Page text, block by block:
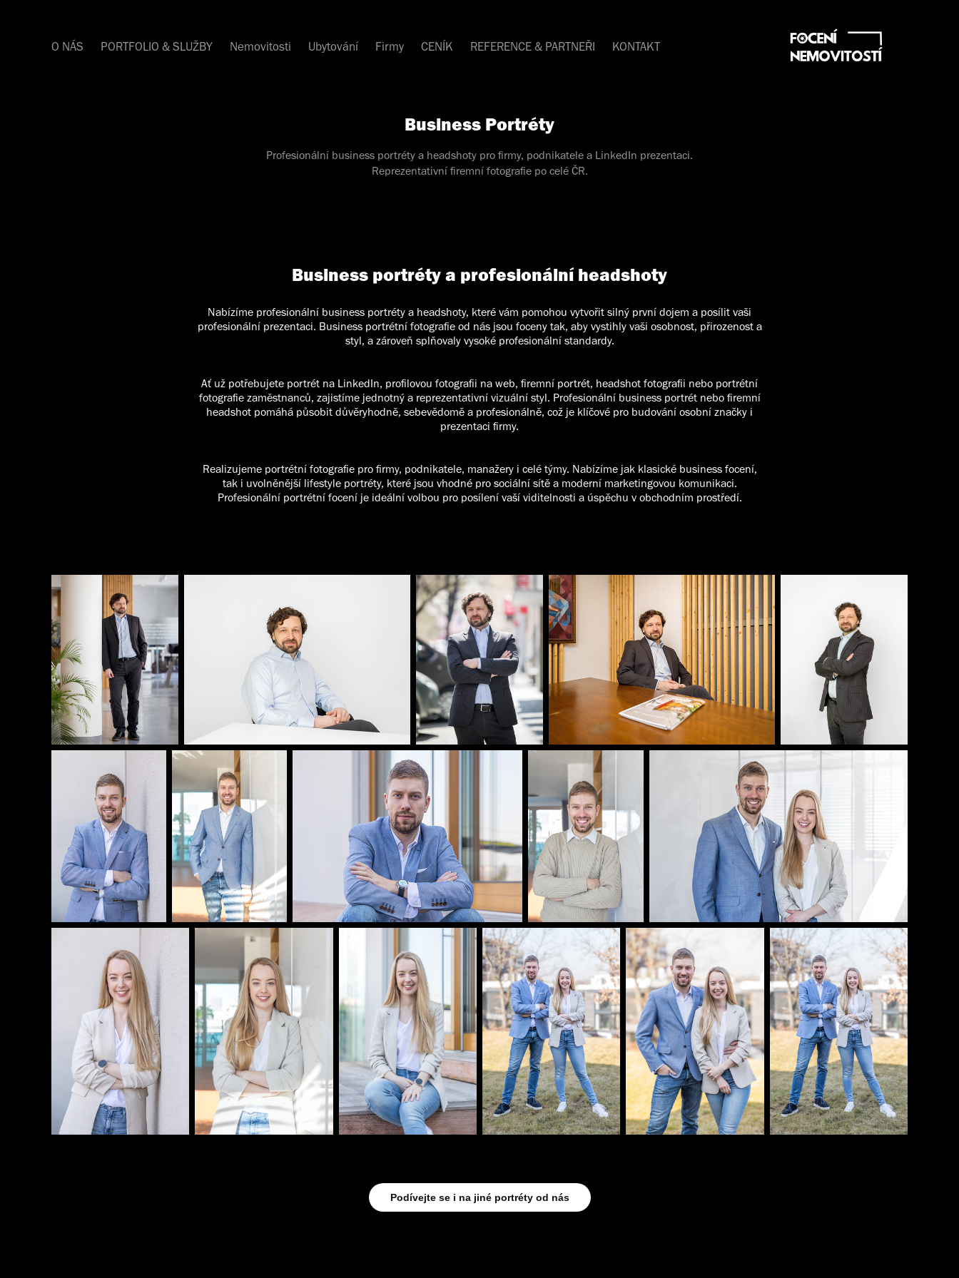
O NÁS PORTFOLIO & SLUŽBY Nemovitosti Ubytování Firmy CENÍK REFERENCE & PARTNEŘI KONTAKT
Business Portréty
Profesionální business portréty a headshoty pro firmy, podnikatele a LinkedIn prezentaci.
Reprezentativní firemní fotografie po celé ČR.
Business portréty a profesionální headshoty
Nabízíme profesionální business portréty a headshoty, které vám pomohou vytvořit silný první dojem a posílit vaši
profesionální prezentaci. Business portrétní fotografie od nás jsou foceny tak, aby vystihly vaši osobnost, přirozenost a
styl, a zároveň splňovaly vysoké profesionální standardy.
Ať už potřebujete portrét na LinkedIn, profilovou fotografii na web, firemní portrét, headshot fotografii nebo portrétní
fotografie zaměstnanců, zajistíme jednotný a reprezentativní vizuální styl. Profesionální business portrét nebo firemní
headshot pomáhá působit důvěryhodně, sebevědomě a profesionálně, což je klíčové pro budování osobní značky i
prezentaci firmy.
Realizujeme portrétní fotografie pro firmy, podnikatele, manažery i celé týmy. Nabízíme jak klasické business focení,
tak i uvolněnější lifestyle portréty, které jsou vhodné pro sociální sítě a moderní marketingovou komunikaci.
Profesionální portrétní focení je ideální volbou pro posílení vaší viditelnosti a úspěchu v obchodním prostředí.
Podívejte se i na jiné portréty od nás